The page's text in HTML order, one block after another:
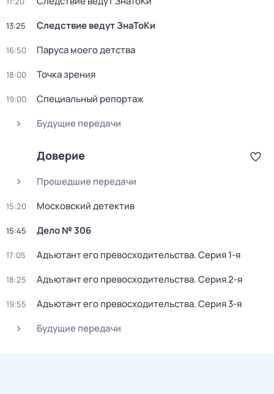
13:25 Следствие ведут ЗнаТоКи
16:50 Паруса моего детства
18:00 Точка зрения
19:00
Специальный репортаж
Будущие передачи
Доверие
Прошедшие передачи
15:20 Московский детектив
15:45 Дело № 306
17:05 Адъютант его превосходительства. Серия 1-я
18:25 Адъютант его превосходительства. Серия 2-я
19:55 Адъютант его превосходительства. Серия 3-я
Будущие передачи